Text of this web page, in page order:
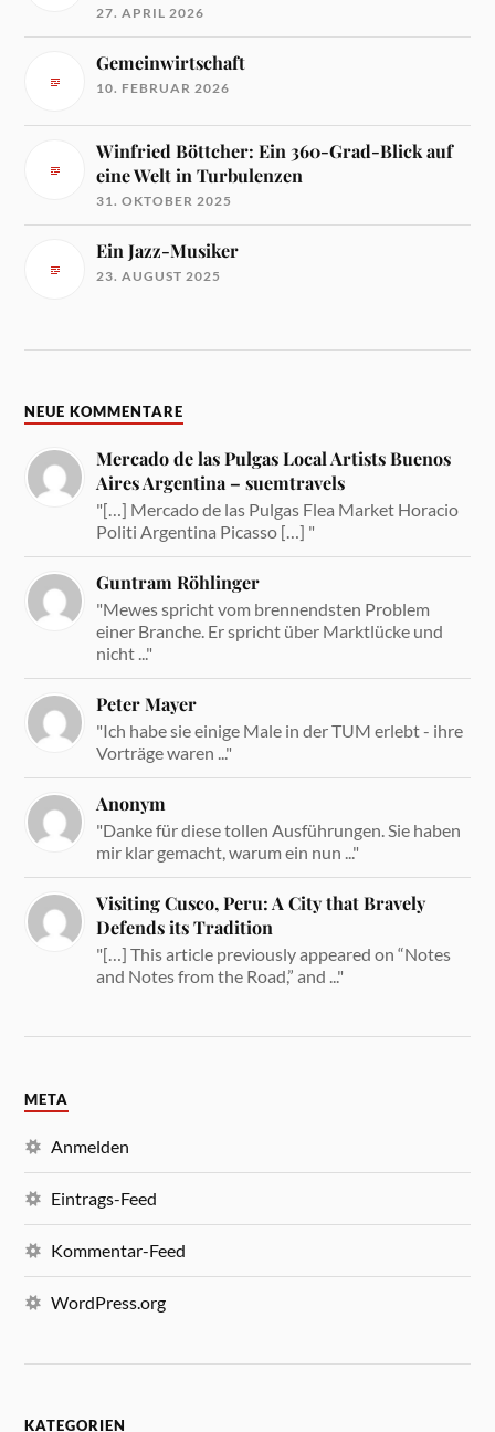
27. APRIL 2026
Gemeinwirtschaft
10. FEBRUAR 2026
Winfried Böttcher: Ein 360-Grad-Blick auf
eine Welt in Turbulenzen
31. OKTOBER 2025
Ein Jazz-Musiker
23. AUGUST 2025
NEUE KOMMENTARE
Mercado de las Pulgas Local Artists Buenos
Aires Argentina – suemtravels
"[…] Mercado de las Pulgas Flea Market Horacio
Politi Argentina Picasso […] "
Guntram Röhlinger
"Mewes spricht vom brennendsten Problem
einer Branche. Er spricht über Marktlücke und
nicht ..."
Peter Mayer
"Ich habe sie einige Male in der TUM erlebt - ihre
Vorträge waren ..."
Anonym
"Danke für diese tollen Ausführungen. Sie haben
mir klar gemacht, warum ein nun ..."
Visiting Cusco, Peru: A City that Bravely
Defends its Tradition
"[…] This article previously appeared on “Notes
and Notes from the Road,” and ..."
META
Anmelden
Eintrags-Feed
Kommentar-Feed
WordPress.org
KATEGORIEN